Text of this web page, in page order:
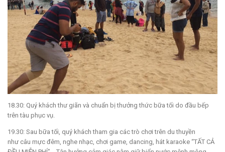
18.30: Quý khách thư giãn và chuẩn bị thưởng thức bữa tối do đầu bếp
trên tàu phục vụ.
19.30: Sau bữa tối, quý khách tham gia các trò chơi trên du thuyền
như câu mực đêm, nghe nhạc, chơi game, dancing, hát karaoke “TẤT CẢ